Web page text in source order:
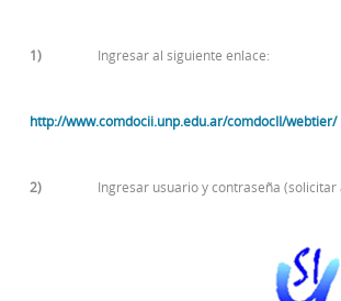
1) Ingresar al siguiente enlace:
http://www.comdocii.unp.edu.ar/comdocII/webtier/
2) Ingresar usuario y contraseña